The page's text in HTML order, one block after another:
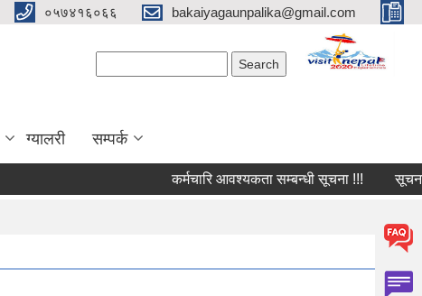
०५७४१६०६६ bakaiyagaunpalika@gmail.com
ग्यालरी सम्पर्क
कर्मचारि आवश्यकता सम्बन्धी सूचना !!! सूचना